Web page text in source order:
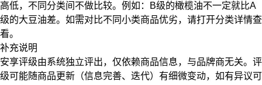
高低，不同分类间不做比较。例如：B级的橄榄油不一定就比A
级的大豆油差。如需对比不同小类商品优劣，请打开分类详情查
看。
补充说明
安享评级由系统独立评出，仅依赖商品信息， 与品牌商无关。评
级可能随商品更新（信息完善、迭代）有细微变动，如有异议可